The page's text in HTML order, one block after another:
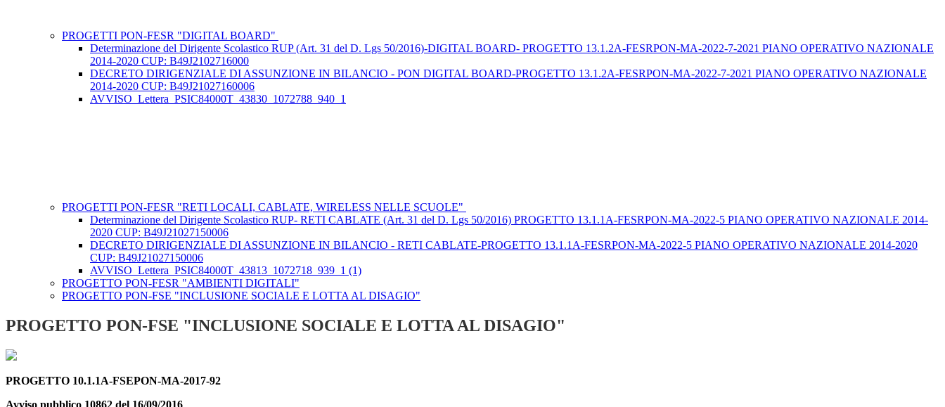
PROGETTI PON-FESR "DIGITAL BOARD"
Determinazione del Dirigente Scolastico RUP (Art. 31 del D. Lgs 50/2016)-DIGITAL BOARD- PROGETTO 13.1.2A-FESRPON-MA-2022-7-2021 PIANO OPERATIVO NAZIONALE
2014-2020 CUP: B49J2102716000
DECRETO DIRIGENZIALE DI ASSUNZIONE IN BILANCIO - PON DIGITAL BOARD-PROGETTO 13.1.2A-FESRPON-MA-2022-7-2021 PIANO OPERATIVO NAZIONALE
2014-2020 CUP: B49J21027160006
AVVISO_Lettera_PSIC84000T_43830_1072788_940_1
PROGETTI PON-FESR "RETI LOCALI, CABLATE, WIRELESS NELLE SCUOLE"
Determinazione del Dirigente Scolastico RUP- RETI CABLATE (Art. 31 del D. Lgs 50/2016) PROGETTO 13.1.1A-FESRPON-MA-2022-5 PIANO OPERATIVO NAZIONALE 2014-
2020 CUP: B49J21027150006
DECRETO DIRIGENZIALE DI ASSUNZIONE IN BILANCIO - RETI CABLATE-PROGETTO 13.1.1A-FESRPON-MA-2022-5 PIANO OPERATIVO NAZIONALE 2014-2020
CUP: B49J21027150006
AVVISO_Lettera_PSIC84000T_43813_1072718_939_1 (1)
PROGETTO PON-FESR "AMBIENTI DIGITALI"
PROGETTO PON-FSE "INCLUSIONE SOCIALE E LOTTA AL DISAGIO"
PROGETTO PON-FSE "INCLUSIONE SOCIALE E LOTTA AL DISAGIO"
PROGETTO 10.1.1A-FSEPON-MA-2017-92